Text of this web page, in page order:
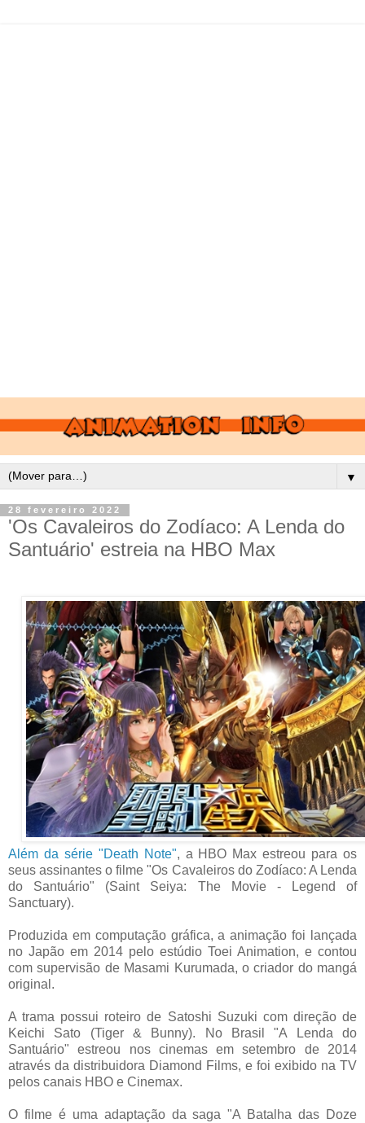
▼
28 fevereiro 2022
'Os Cavaleiros do Zodíaco: A Lenda do
Santuário' estreia na HBO Max
Além da série "Death Note", a HBO Max estreou para os
seus assinantes o filme "Os Cavaleiros do Zodíaco: A Lenda
do Santuário" (Saint Seiya: The Movie - Legend of
Sanctuary).
Produzida em computação gráfica, a animação foi lançada
no Japão em 2014 pelo estúdio Toei Animation, e contou
com supervisão de Masami Kurumada, o criador do mangá
original.
A trama possui roteiro de Satoshi Suzuki com direção de
Keichi Sato (Tiger & Bunny). No Brasil "A Lenda do
Santuário" estreou nos cinemas em setembro de 2014
através da distribuidora Diamond Films, e foi exibido na TV
pelos canais HBO e Cinemax.
O filme é uma adaptação da saga "A Batalha das Doze